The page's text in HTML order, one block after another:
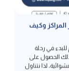
في رحلة
الحصول على
لذا نتناول
المرخصة،
التي تضمن عدم